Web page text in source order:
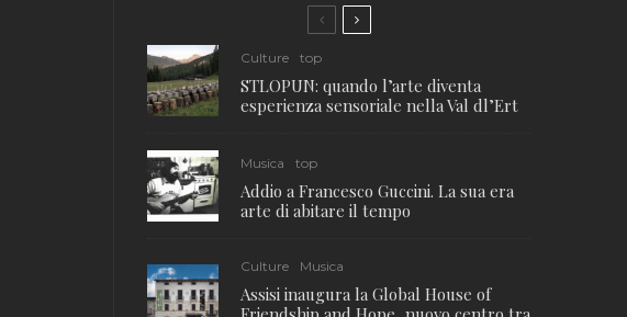
Culture top
STLOPUN: quando l’arte diventa
esperienza sensoriale nella Val dl’Ert
Musica top
Addio a Francesco Guccini. La sua era
arte di abitare il tempo
Culture Musica
Assisi inaugura la Global House of